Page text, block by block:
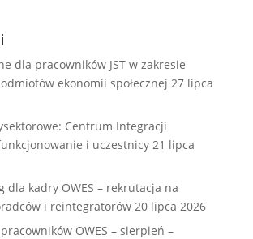
dla pracowników JST w zakresie
ekonomii społecznej 27 lipca
Centrum Integracji
i uczestnicy 21 lipca
dla kadry OWES – rekrutacja na
i reintegratorów 20 lipca 2026
OWES – sierpień –